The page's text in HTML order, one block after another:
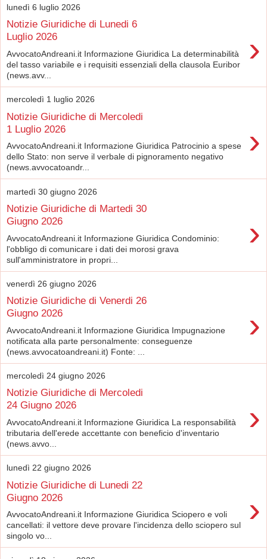
lunedì 6 luglio 2026
Notizie Giuridiche di Lunedi 6
Luglio 2026
›
AvvocatoAndreani.it Informazione Giuridica La determinabilità
del tasso variabile e i requisiti essenziali della clausola Euribor
(news.avv...
mercoledì 1 luglio 2026
Notizie Giuridiche di Mercoledi
1 Luglio 2026
›
AvvocatoAndreani.it Informazione Giuridica Patrocinio a spese
dello Stato: non serve il verbale di pignoramento negativo
(news.avvocatoandr...
martedì 30 giugno 2026
Notizie Giuridiche di Martedi 30
Giugno 2026
›
AvvocatoAndreani.it Informazione Giuridica Condominio:
l'obbligo di comunicare i dati dei morosi grava
sull'amministratore in propri...
venerdì 26 giugno 2026
Notizie Giuridiche di Venerdi 26
Giugno 2026
›
AvvocatoAndreani.it Informazione Giuridica Impugnazione
notificata alla parte personalmente: conseguenze
(news.avvocatoandreani.it) Fonte: ...
mercoledì 24 giugno 2026
Notizie Giuridiche di Mercoledi
24 Giugno 2026
›
AvvocatoAndreani.it Informazione Giuridica La responsabilità
tributaria dell'erede accettante con beneficio d'inventario
(news.avvo...
lunedì 22 giugno 2026
Notizie Giuridiche di Lunedi 22
Giugno 2026
›
AvvocatoAndreani.it Informazione Giuridica Sciopero e voli
cancellati: il vettore deve provare l'incidenza dello sciopero sul
singolo vo...